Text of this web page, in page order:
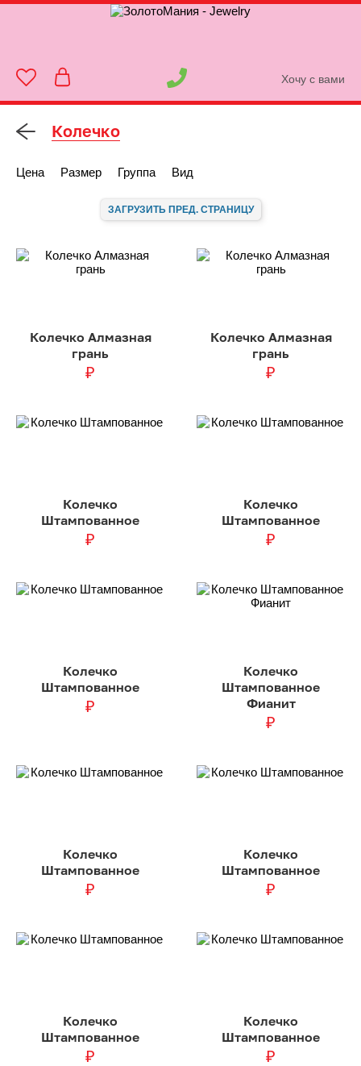
Хочу с вами
Колечко
Цена Размер Группа Вид
ЗАГРУЗИТЬ ПРЕД. СТРАНИЦУ
Колечко Алмазная
грань
₽
Колечко Алмазная
грань
₽
Колечко
Штампованное
₽
Колечко
Штампованное
₽
Колечко
Штампованное
₽
Колечко
Штампованное
Фианит
₽
Колечко
Штампованное
₽
Колечко
Штампованное
₽
Колечко
Штампованное
₽
Колечко
Штампованное
₽